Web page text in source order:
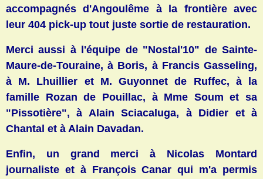
accompagnés d'Angoulême à la frontière avec
leur 404 pick-up tout juste sortie de restauration.
Merci aussi à l'équipe de "Nostal'10" de Sainte-
Maure-de-Touraine, à Boris, à Francis Gasseling,
à M. Lhuillier et M. Guyonnet de Ruffec, à la
famille Rozan de Pouillac, à Mme Soum et sa
"Pissotière", à Alain Sciacaluga, à Didier et à
Chantal et à Alain Davadan.
Enfin, un grand merci à Nicolas Montard
journaliste et à François Canar qui m'a permis